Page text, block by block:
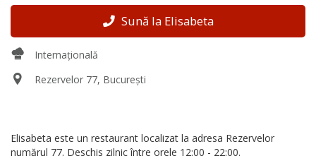
Sună la Elisabeta
Internațională
Rezervelor 77, București
Elisabeta este un restaurant localizat la adresa Rezervelor
numărul 77. Deschis zilnic între orele 12:00 - 22:00.